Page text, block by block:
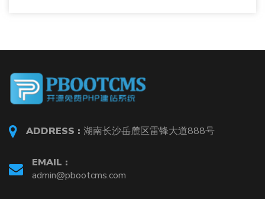
ADDRESS : 湖南长沙岳麓区雷锋大道888号
EMAIL :
admin@pbootcms.com